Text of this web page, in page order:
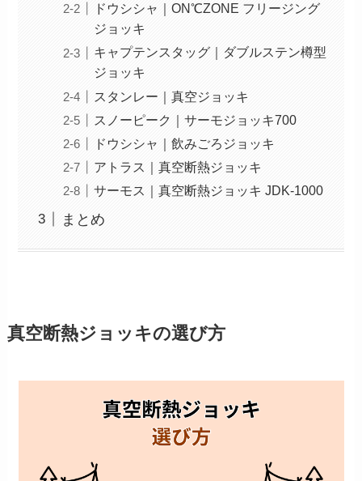
ドウシシャ｜ON℃ZONE フリージング
ジョッキ
キャプテンスタッグ｜ダブルステン樽型
ジョッキ
スタンレー｜真空ジョッキ
スノーピーク｜サーモジョッキ700
ドウシシャ｜飲みごろジョッキ
アトラス｜真空断熱ジョッキ
サーモス｜真空断熱ジョッキ JDK-1000
まとめ
真空断熱ジョッキの選び方